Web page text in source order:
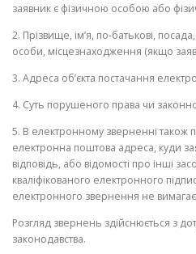
заявник є фізичною особою або
2. Прізвище, ім’я, по-батькові,
особи, місцезнаходження (якщо
3. Адреса об’єкта постачання
4. Суть порушеного права чи
5. В електронному зверненні також
електронна поштова адреса, куди
відповідь, або відомості про інші
кваліфікованого електронного
електронного звернення не
Розгляд звернень здійснюється з
законодавства.